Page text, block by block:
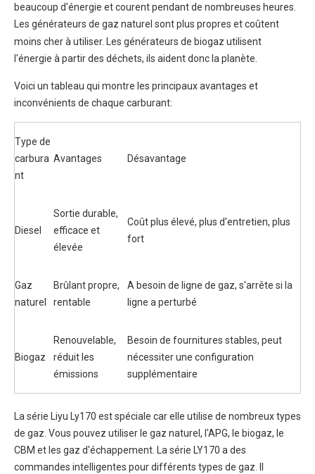
beaucoup d'énergie et courent pendant de nombreuses heures.
Les générateurs de gaz naturel sont plus propres et coûtent
moins cher à utiliser. Les générateurs de biogaz utilisent
l'énergie à partir des déchets, ils aident donc la planète.
Voici un tableau qui montre les principaux avantages et
inconvénients de chaque carburant:
Type de
carbura
nt
Avantages Désavantage
Diesel
Sortie durable,
efficace et
élevée
Coût plus élevé, plus d'entretien, plus
fort
Gaz
naturel
Brûlant propre,
rentable
A besoin de ligne de gaz, s'arrête si la
ligne a perturbé
Biogaz
Renouvelable,
réduit les
émissions
Besoin de fournitures stables, peut
nécessiter une configuration
supplémentaire
La série Liyu Ly170 est spéciale car elle utilise de nombreux types
de gaz. Vous pouvez utiliser le gaz naturel, l'APG, le biogaz, le
CBM et les gaz d'échappement. La série LY170 a des
commandes intelligentes pour différents types de gaz. Il